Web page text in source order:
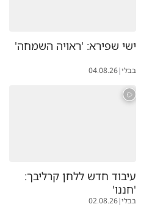
ישי שפירא: 'ראויה השמחה'
בבלי|
04.08.26
עיבוד חדש ללחן קרליבך:
'חננו'
בבלי|
02.08.26